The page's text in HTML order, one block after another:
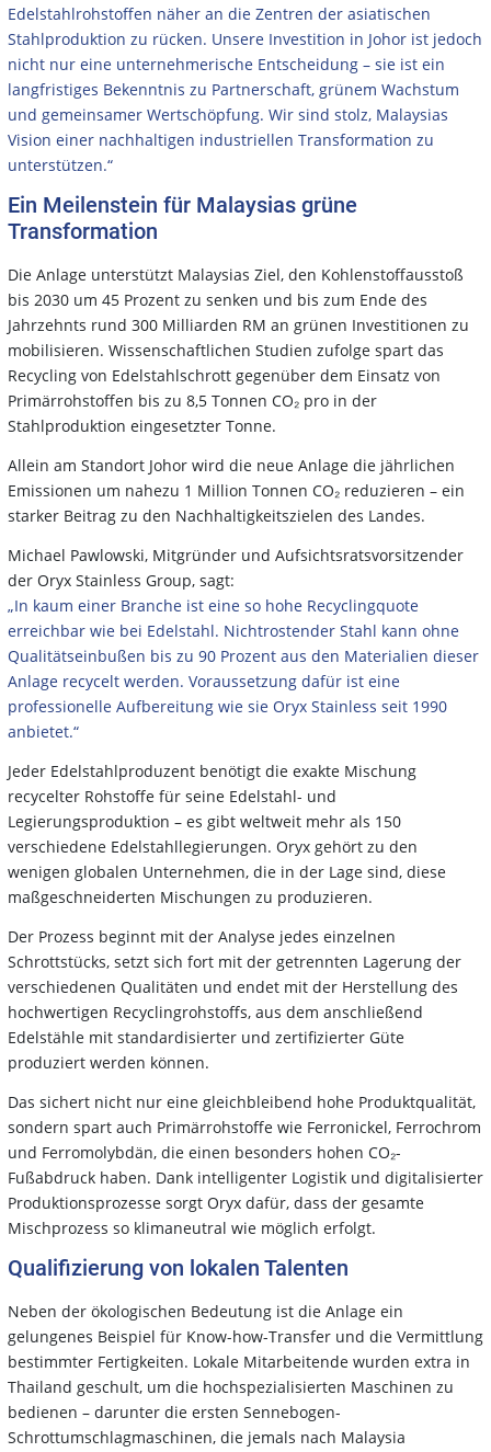
Edelstahlrohstoffen näher an die Zentren der asiatischen
Stahlproduktion zu rücken. Unsere Investition in Johor ist jedoch
nicht nur eine unternehmerische Entscheidung – sie ist ein
langfristiges Bekenntnis zu Partnerschaft, grünem Wachstum
und gemeinsamer Wertschöpfung. Wir sind stolz, Malaysias
Vision einer nachhaltigen industriellen Transformation zu
unterstützen.“
Ein Meilenstein für Malaysias grüne
Transformation
Die Anlage unterstützt Malaysias Ziel, den Kohlenstoffausstoß
bis 2030 um 45 Prozent zu senken und bis zum Ende des
Jahrzehnts rund 300 Milliarden RM an grünen Investitionen zu
mobilisieren. Wissenschaftlichen Studien zufolge spart das
Recycling von Edelstahlschrott gegenüber dem Einsatz von
Primärrohstoffen bis zu 8,5 Tonnen CO₂ pro in der
Stahlproduktion eingesetzter Tonne.
Allein am Standort Johor wird die neue Anlage die jährlichen
Emissionen um nahezu 1 Million Tonnen CO₂ reduzieren – ein
starker Beitrag zu den Nachhaltigkeitszielen des Landes.
Michael Pawlowski, Mitgründer und Aufsichtsratsvorsitzender
der Oryx Stainless Group, sagt:
„In kaum einer Branche ist eine so hohe Recyclingquote
erreichbar wie bei Edelstahl. Nichtrostender Stahl kann ohne
Qualitätseinbußen bis zu 90 Prozent aus den Materialien dieser
Anlage recycelt werden. Voraussetzung dafür ist eine
professionelle Aufbereitung wie sie Oryx Stainless seit 1990
anbietet.“
Jeder Edelstahlproduzent benötigt die exakte Mischung
recycelter Rohstoffe für seine Edelstahl- und
Legierungsproduktion – es gibt weltweit mehr als 150
verschiedene Edelstahllegierungen. Oryx gehört zu den
wenigen globalen Unternehmen, die in der Lage sind, diese
maßgeschneiderten Mischungen zu produzieren.
Der Prozess beginnt mit der Analyse jedes einzelnen
Schrottstücks, setzt sich fort mit der getrennten Lagerung der
verschiedenen Qualitäten und endet mit der Herstellung des
hochwertigen Recyclingrohstoffs, aus dem anschließend
Edelstähle mit standardisierter und zertifizierter Güte
produziert werden können.
Das sichert nicht nur eine gleichbleibend hohe Produktqualität,
sondern spart auch Primärrohstoffe wie Ferronickel, Ferrochrom
und Ferromolybdän, die einen besonders hohen CO₂-
Fußabdruck haben. Dank intelligenter Logistik und digitalisierter
Produktionsprozesse sorgt Oryx dafür, dass der gesamte
Mischprozess so klimaneutral wie möglich erfolgt.
Qualifizierung von lokalen Talenten
Neben der ökologischen Bedeutung ist die Anlage ein
gelungenes Beispiel für Know-how-Transfer und die Vermittlung
bestimmter Fertigkeiten. Lokale Mitarbeitende wurden extra in
Thailand geschult, um die hochspezialisierten Maschinen zu
bedienen – darunter die ersten Sennebogen-
Schrottumschlagmaschinen, die jemals nach Malaysia